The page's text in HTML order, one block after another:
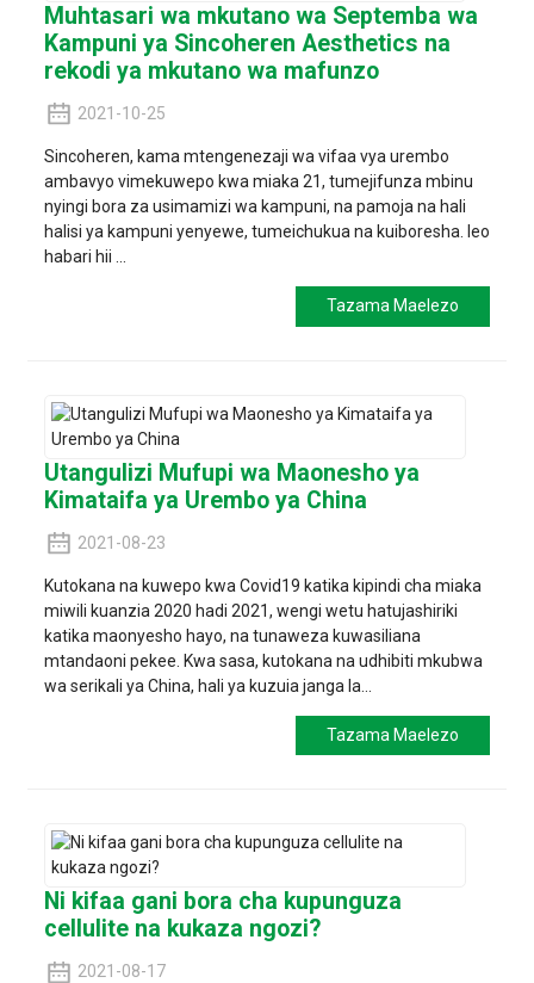
Muhtasari wa mkutano wa Septemba wa
Kampuni ya Sincoheren Aesthetics na
rekodi ya mkutano wa mafunzo
2021-10-25
Sincoheren, kama mtengenezaji wa vifaa vya urembo
ambavyo vimekuwepo kwa miaka 21, tumejifunza mbinu
nyingi bora za usimamizi wa kampuni, na pamoja na hali
halisi ya kampuni yenyewe, tumeichukua na kuiboresha. leo
habari hii ...
Tazama Maelezo
Utangulizi Mufupi wa Maonesho ya
Kimataifa ya Urembo ya China
2021-08-23
Kutokana na kuwepo kwa Covid19 katika kipindi cha miaka
miwili kuanzia 2020 hadi 2021, wengi wetu hatujashiriki
katika maonyesho hayo, na tunaweza kuwasiliana
mtandaoni pekee. Kwa sasa, kutokana na udhibiti mkubwa
wa serikali ya China, hali ya kuzuia janga la...
Tazama Maelezo
Ni kifaa gani bora cha kupunguza
cellulite na kukaza ngozi?
2021-08-17